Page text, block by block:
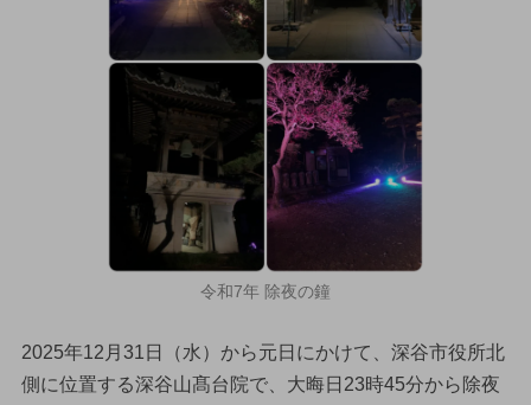
令和7年 除夜の鐘
2025年12月31日（水）から元日にかけて、深谷市役所北
側に位置する深谷山髙台院で、大晦日23時45分から除夜